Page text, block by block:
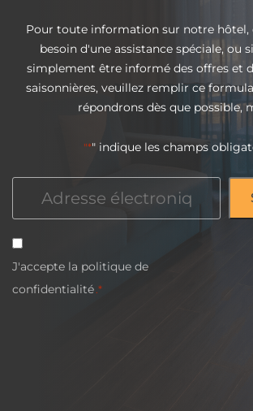
Pour toute information sur notre hôtel,
besoin d'une assistance spéciale, ou
simplement être informé des offres et
saisonnières, veuillez remplir ce
répondrons dès que possible,
"*" indique les champs
Consentement
*
J'accepte la politique de
confidentialité.*